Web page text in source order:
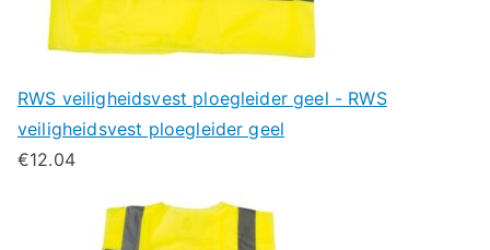
RWS veiligheidsvest ploegleider geel - RWS
veiligheidsvest ploegleider geel
€12.04